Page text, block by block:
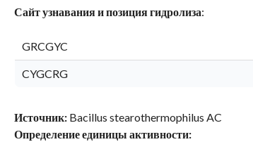
Сайт узнавания и позиция гидролиза:
GRCGYC
CYGCRG
Источник: Bacillus stearothermophilus AC
Определение единицы активности: